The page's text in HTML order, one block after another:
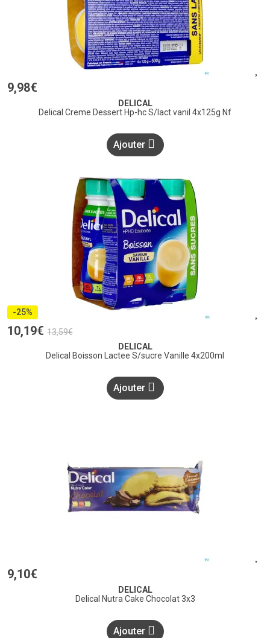
9,98€
DELICAL
Delical Creme Dessert Hp-hc S/lact.vanil 4x125g Nf
Ajouter
-25%
10,19€ 13,59€
DELICAL
Delical Boisson Lactee S/sucre Vanille 4x200ml
Ajouter
9,10€
DELICAL
Delical Nutra Cake Chocolat 3x3
Ajouter